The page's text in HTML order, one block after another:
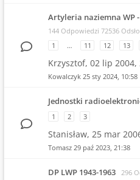
Artyleria naziemna WP
144 Odpowiedzi 72536
1
… 11 12 13
Krzysztof, 02 lip 2004,
Kowalczyk 25 sty 2024, 10:58
Jednostki
1
2 3
Stanisław, 25 mar
Tomasz 29 paź 2023, 21:38
DP LWP 1943-1963 296